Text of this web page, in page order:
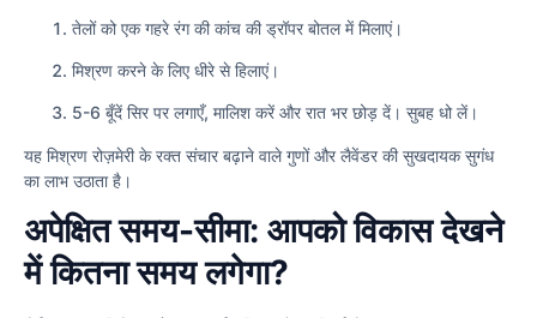
तेलों को एक गहरे रंग की कांच की ड्रॉपर बोतल में मिलाएं।
मिश्रण करने के लिए धीरे से हिलाएं।
5-6 बूँदें सिर पर लगाएँ, मालिश करें और रात भर छोड़ दें। सुबह धो लें।
यह मिश्रण रोज़मेरी के रक्त संचार बढ़ाने वाले गुणों और लैवेंडर की सुखदायक सुगंध
का लाभ उठाता है।
अपेक्षित समय-सीमा: आपको विकास देखने
में कितना समय लगेगा?